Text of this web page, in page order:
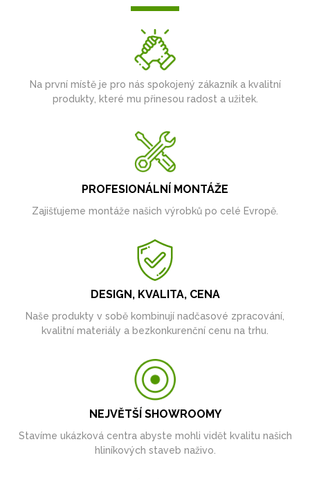
Na první místě je pro nás spokojený zákazník a kvalitní
produkty, které mu přinesou radost a užitek.
PROFESIONÁLNÍ MONTÁŽE
Zajišťujeme montáže našich výrobků po celé Evropě.
DESIGN, KVALITA, CENA
Naše produkty v sobě kombinují nadčasové zpracování,
kvalitní materiály a bezkonkurenční cenu na trhu.
NEJVĚTŠÍ SHOWROOMY
Stavíme ukázková centra abyste mohli vidět kvalitu našich
hliníkových staveb naživo.